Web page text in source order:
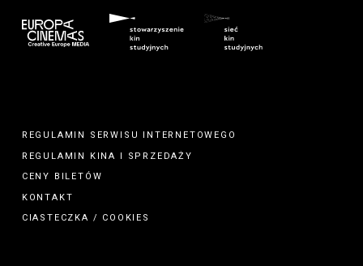
REGULAMIN SERWISU INTERNETOWEGO
REGULAMIN KINA I
SPRZEDAŻY
CENY BILETÓW
KONTAKT
CIASTECZKA / COOKIES